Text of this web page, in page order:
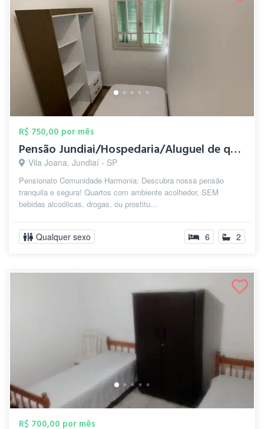
R$ 750,00 por mês
Pensão Jundiai/Hospedaria/Aluguel de qua...
Vila Joana, Jundiaí - SP
Pensionato Comunidade Harmonia: Descubra nossa pensão
tranquila e segura! Quartos com ambiente acolhedor, SEM
bebidas alcoólicas, drogas, ou prostitu...
Qualquer sexo 6 2
R$ 700,00 por mês